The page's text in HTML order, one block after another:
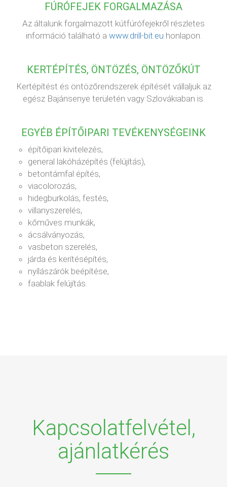
FÚRÓFEJEK FORGALMAZÁSA
Az általunk forgalmazott kútfúrófejekről részletes
információ található a www.drill-bit.eu honlapon.
KERTÉPÍTÉS, ÖNTÖZÉS, ÖNTÖZŐKÚT
Kertépítést és öntözőrendszerek építését vállaljuk az
egész Bajánsenye területén vagy Szlovákiaban is.
EGYÉB ÉPÍTŐIPARI TEVÉKENYSÉGEINK
építőipari kivitelezés,
general lakóházépítés (felújítás),
betontámfal építés,
viacolorozás,
hidegburkolás, festés,
villanyszerelés,
kőműves munkák,
ácsálványozás,
vasbeton szerelés,
járda és kerítésépítés,
nyílászárók beépítése,
faablak felújítás.
Kapcsolatfelvétel,
ajánlatkérés